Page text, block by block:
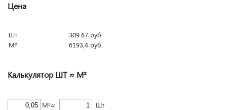
Цена
Шт 309.67 руб.
М²
6193,4 руб.
Калькулятор ШТ ≈ М²
М²≈ Шт